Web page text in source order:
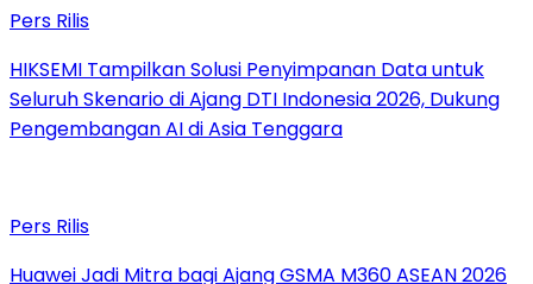
Pers Rilis
HIKSEMI Tampilkan Solusi Penyimpanan Data untuk
Seluruh Skenario di Ajang DTI Indonesia 2026, Dukung
Pengembangan AI di Asia Tenggara
Pers Rilis
Huawei Jadi Mitra bagi Ajang GSMA M360 ASEAN 2026